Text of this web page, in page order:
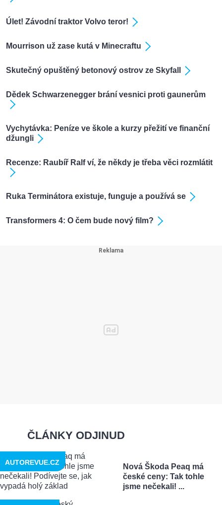
Úlet! Závodní traktor Volvo teror!
Mourrison už zase kutá v Minecraftu
Skutečný opuštěný betonový ostrov ze Skyfall
Dědek Schwarzenegger brání vesnici proti gaunerům
Vychytávka: Peníze ve škole a kurzy přežití ve finanční
džungli
Recenze: Raubíř Ralf ví, že někdy je třeba věci rozmlátit
Ruka Terminátora existuje, funguje a používá se
Transformers 4: O čem bude nový film?
ČLÁNKY ODJINUD
Nová Škoda Peaq má
české ceny: Tak tohle
jsme nečekali! ...
AUTOREVUE.CZ